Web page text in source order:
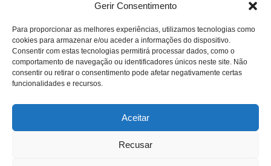
Gerir Consentimento
Para proporcionar as melhores experiências, utilizamos tecnologias como
cookies para armazenar e/ou aceder a informações do dispositivo.
Consentir com estas tecnologias permitirá processar dados, como o
comportamento de navegação ou identificadores únicos neste site. Não
consentir ou retirar o consentimento pode afetar negativamente certas
funcionalidades e recursos.
Aceitar
Recusar
Li e concordo com a
Obtenha um Orçamento
Obtenha um Orçamento